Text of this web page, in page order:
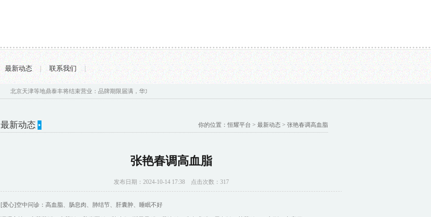
最新动态 | 联系我们 |
北京天津等地鼎泰丰将结束营业：品牌期限届满，华东华南门店不受影响...
最新动态 你的位置：恒耀平台 >最新动态 > 张艳春调高血脂
张艳春调高血脂
发布日期：2024-10-14 17:38 点击次数：317
[爱心]空中问诊：高血脂、肠息肉、肺结节、肝囊肿、睡眠不好